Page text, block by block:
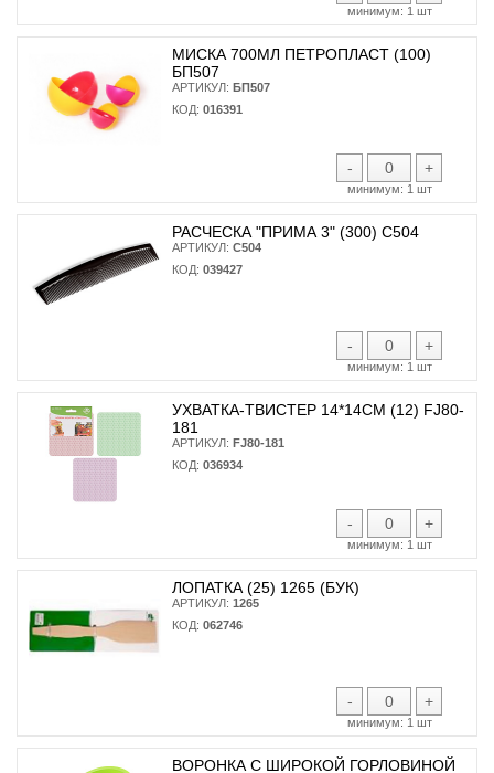
минимум: 1 шт
МИСКА 700МЛ ПЕТРОПЛАСТ (100)
БП507
АРТИКУЛ: БП507
КОД: 016391
- +
минимум: 1 шт
РАСЧЕСКА "ПРИМА 3" (300) С504
АРТИКУЛ: С504
КОД: 039427
- +
минимум: 1 шт
УХВАТКА-ТВИСТЕР 14*14СМ (12) FJ80-
181
АРТИКУЛ: FJ80-181
КОД: 036934
- +
минимум: 1 шт
ЛОПАТКА (25) 1265 (БУК)
АРТИКУЛ: 1265
КОД: 062746
- +
минимум: 1 шт
ВОРОНКА С ШИРОКОЙ ГОРЛОВИНОЙ